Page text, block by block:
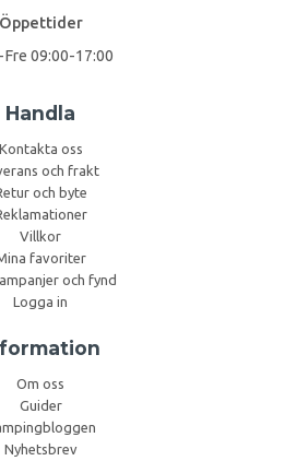
Öppettider
Fre 09:00-17:00
Handla
Kontakta oss
och frakt
och byte
Villkor
favoriter
och fynd
Logga in
Om oss
Guider
Nyhetsbrev